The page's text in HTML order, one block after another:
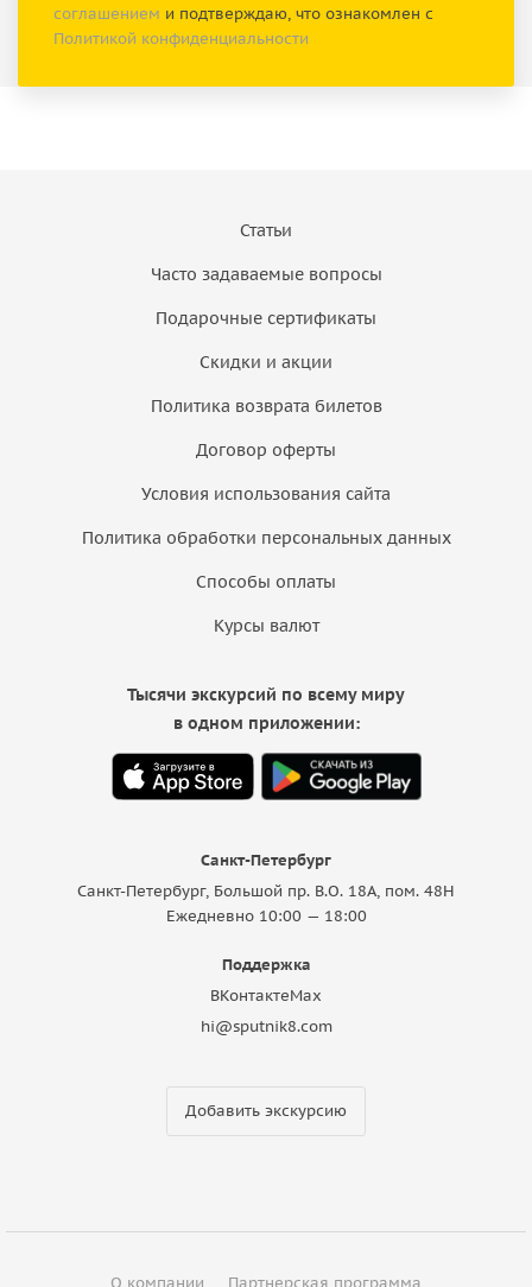
соглашением и подтверждаю, что ознакомлен с
Политикой конфиденциальности
Статьи
Часто задаваемые вопросы
Подарочные сертификаты
Скидки и акции
Политика возврата билетов
Договор оферты
Условия использования сайта
Политика обработки персональных данных
Способы оплаты
Курсы валют
Санкт-Петербург
Санкт-Петербург, Большой пр. В.О. 18A, пом. 48Н
Ежедневно 10:00 — 18:00
Поддержка
ВКонтактеMax
hi@sputnik8.com
Добавить экскурсию
Тысячи экскурсий по всему миру
в одном приложении:
О компании Партнерская программа